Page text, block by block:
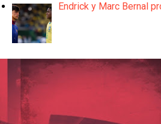
Endrick y Marc Bernal